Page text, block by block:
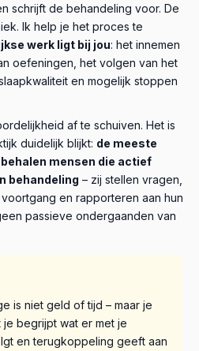
schrijft de behandeling voor. De
Ik help je het proces te
werk ligt bij jou: het innemen
oefeningen, het volgen van het
en mogelijk stoppen
af te schuiven. Het is
duidelijk blijkt: de meeste
mensen die actief
behandeling – zij stellen vragen,
en rapporteren aan hun
passieve ondergaanden van
is niet geld of tijd – maar je
je begrijpt wat er met je
en terugkoppeling geeft aan